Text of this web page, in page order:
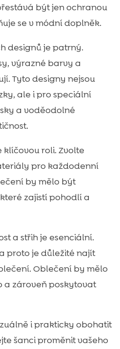
být jen ochranou
se v módní doplněk.
designů je patrný.
výrazné barvy a
Tyto designy nejsou
ale i pro speciální
a voděodolné
roli. Zvolte
pro každodenní
by mělo být
zajistí pohodlí a
a střih je esenciální.
proto je důležité najít
Oblečení by mělo
a zároveň poskytovat
i prakticky obohatit
šanci proměnit vašeho